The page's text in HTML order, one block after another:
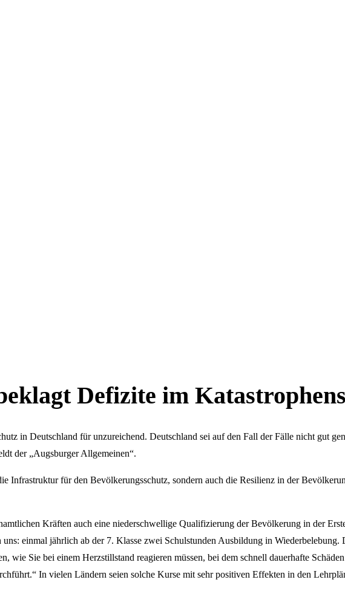
Defizite im
in Deutschland für unzureichend. Deutschland sei auf den Fall der Fälle nicht gut
der „Augsburger Allgemeinen“.
Infrastruktur für den Bevölkerungsschutz, sondern auch die Resilienz in der
Kräften auch eine niederschwellige Qualifizierung der Bevölkerung in der
einmal jährlich ab der 7. Klasse zwei Schulstunden Ausbildung in Wiederbelebung.
wie Sie bei einem Herzstillstand reagieren müssen, bei dem schnell dauerhafte Schäden
In vielen Ländern seien solche Kurse mit sehr positiven Effekten in den